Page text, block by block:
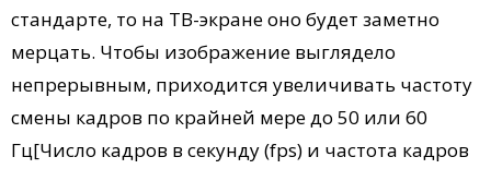
стандарте, то на ТВ-экране оно будет заметно
мерцать. Чтобы изображение выглядело
непрерывным, приходится увеличивать частоту
смены кадров по крайней мере до 50 или 60
Гц[Число кадров в секунду (fps) и частота кадров